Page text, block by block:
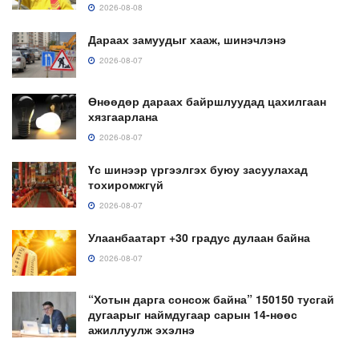
2026-08-08
Дараах замуудыг хааж, шинэчлэнэ
2026-08-07
Өнөөдөр дараах байршлуудад цахилгаан
хязгаарлана
2026-08-07
Үс шинээр үргээлгэх буюу засуулахад
тохиромжгүй
2026-08-07
Улаанбаатарт +30 градус дулаан байна
2026-08-07
“Хотын дарга сонсож байна” 150150 тусгай
дугаарыг наймдугаар сарын 14-нөөс
ажиллуулж эхэлнэ